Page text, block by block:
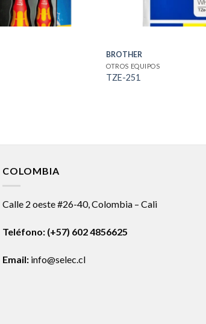
BROTHER
OTROS EQUIPOS
TZE-251
COLOMBIA
Calle 2 oeste #26-40, Colombia – Cali
Teléfono: (+57) 602 4856625
Email: info@selec.cl